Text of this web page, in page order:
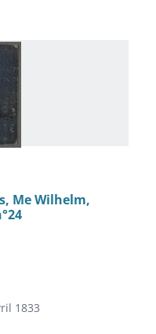
Me Wilhelm,
1833